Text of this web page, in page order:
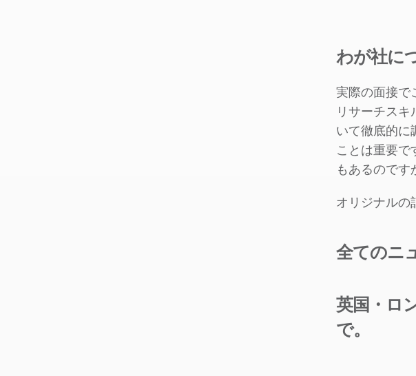
わが社に
実際の面接で
リサーチス
いて徹底的に
ことは重要で
もあるのです
オリジナルの
全てのニ
英国・ロ
で。